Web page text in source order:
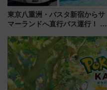
東京八重洲・バスタ新宿からサ
マーランドへ直行バス運行！ お
推し活を楽しもう！（2026年
8/1～31）